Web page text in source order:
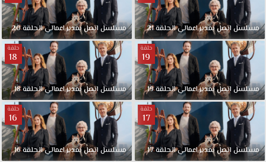
مسلسل اتصلبمديراعماليالحلقة21 مسلسل اتصلبمديراعماليالحلقة20
حلقة
19
مسلسل اتصلبمديراعماليالحلقة19
حلقة
18
مسلسل اتصلبمديراعماليالحلقة18
حلقة
17
مسلسل اتصلبمديراعماليالحلقة17
حلقة
16
مسلسل اتصلبمديراعماليالحلقة16